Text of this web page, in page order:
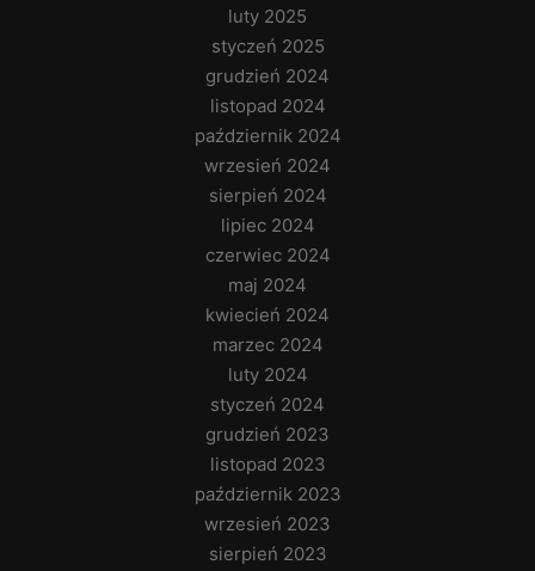
luty 2025
styczeń 2025
grudzień 2024
listopad 2024
październik 2024
wrzesień 2024
sierpień 2024
lipiec 2024
czerwiec 2024
maj 2024
kwiecień 2024
marzec 2024
luty 2024
styczeń 2024
grudzień 2023
listopad 2023
październik 2023
wrzesień 2023
sierpień 2023